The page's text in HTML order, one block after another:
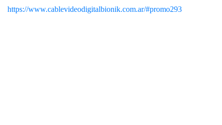
https://www.cablevideodigitalbionik.com.ar/#promo293